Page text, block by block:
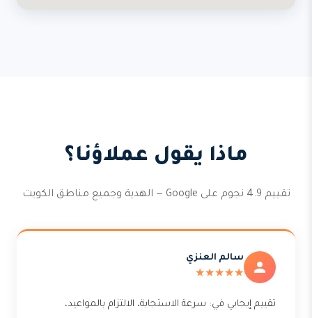
ماذا يقول عملاؤنا؟
تقييم 4.9 نجوم على Google — الهدية وجميع مناطق الكويت
سالم العنزي
★★★★★
تقييم إيجابي في: سرعة الاستجابة، الالتزام بالمواعيد،